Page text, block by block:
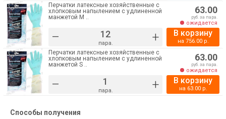
Перчатки латексные хозяйственные с
хлопковым напылением с удлиненной
манжетой M ..
– пара. +
63.00
руб. за пара.
ожидается
В корзину
на 756.00р.
Перчатки латексные хозяйственные с
хлопковым напылением с удлиненной
манжетой S ..
– пара. +
63.00
руб. за пара.
ожидается
В корзину
на 63.00р.
Способы получения